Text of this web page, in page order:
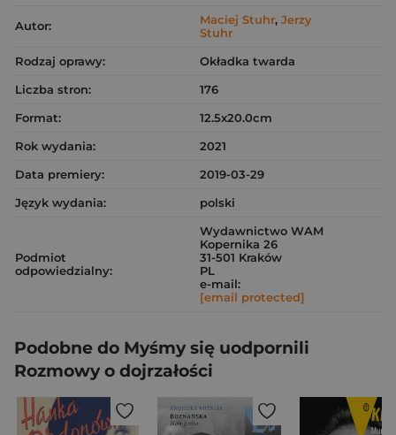
Autor: Maciej Stuhr, Jerzy
Stuhr
Rodzaj oprawy:
Okładka twarda
Liczba stron:
176
Format:
12.5x20.0cm
Rok wydania:
2021
Data premiery:
2019-03-29
Język wydania:
polski
Podmiot
odpowiedzialny:
Wydawnictwo WAM
Kopernika 26
31-501 Kraków
PL
e-mail:
[email protected]
Podobne do Myśmy się uodpornili
Rozmowy o dojrzałości